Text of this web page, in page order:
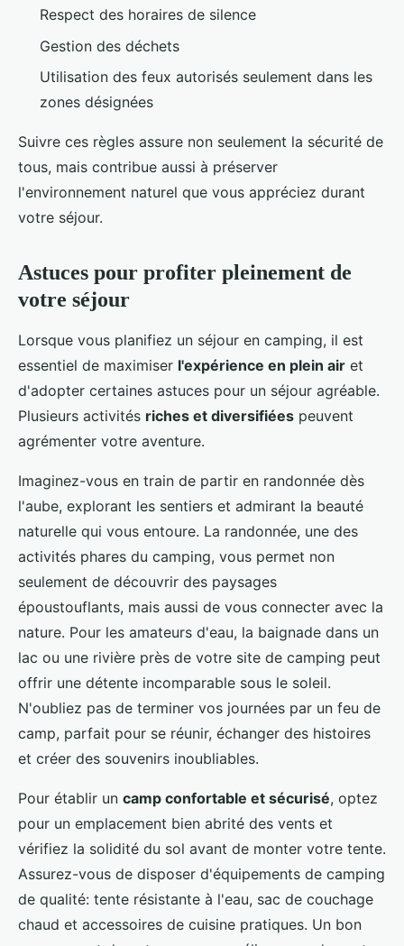
Respect des horaires de silence
Gestion des déchets
Utilisation des feux autorisés seulement dans les
zones désignées
Suivre ces règles assure non seulement la sécurité de
tous, mais contribue aussi à préserver
l'environnement naturel que vous appréciez durant
votre séjour.
Astuces pour profiter pleinement de
votre séjour
Lorsque vous planifiez un séjour en camping, il est
essentiel de maximiser l'expérience en plein air et
d'adopter certaines astuces pour un séjour agréable.
Plusieurs activités riches et diversifiées peuvent
agrémenter votre aventure.
Imaginez-vous en train de partir en randonnée dès
l'aube, explorant les sentiers et admirant la beauté
naturelle qui vous entoure. La randonnée, une des
activités phares du camping, vous permet non
seulement de découvrir des paysages
époustouflants, mais aussi de vous connecter avec la
nature. Pour les amateurs d'eau, la baignade dans un
lac ou une rivière près de votre site de camping peut
offrir une détente incomparable sous le soleil.
N'oubliez pas de terminer vos journées par un feu de
camp, parfait pour se réunir, échanger des histoires
et créer des souvenirs inoubliables.
Pour établir un camp confortable et sécurisé, optez
pour un emplacement bien abrité des vents et
vérifiez la solidité du sol avant de monter votre tente.
Assurez-vous de disposer d'équipements de camping
de qualité: tente résistante à l'eau, sac de couchage
chaud et accessoires de cuisine pratiques. Un bon